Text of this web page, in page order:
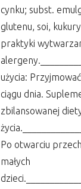
cynku; subst.
glutenu, soi,
praktyki
użycia:
ciągu dnia.
zbilansowanej
Po otwarciu
małych